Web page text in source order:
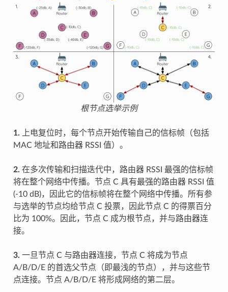
根节点选举示例
1. 上电复位时，每个节点开始传输自己的信标帧（包括
MAC 地址和路由器 RSSI 值）。
2. 在多次传输和扫描迭代中，路由器 RSSI 最强的信标帧
将在整个网络中传播。节点 C 具有最强的路由器 RSSI 值
(-10 dB)，因此它的信标帧将在整个网络中传播。所有参
与选举的节点均给节点 C 投票，因此节点 C 的得票百分
比为 100%。因此，节点 C 成为根节点，并与路由器连
接。
3. 一旦节点 C 与路由器连接，节点 C 将成为节点
A/B/D/E 的首选父节点（即最浅的节点），并与这些节
点连接。节点 A/B/D/E 将形成网络的第二层。